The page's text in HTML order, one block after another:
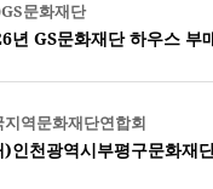
문화재단
년 GS문화재단 하우스 부
지역문화재단연합회
인천광역시부평구문화재